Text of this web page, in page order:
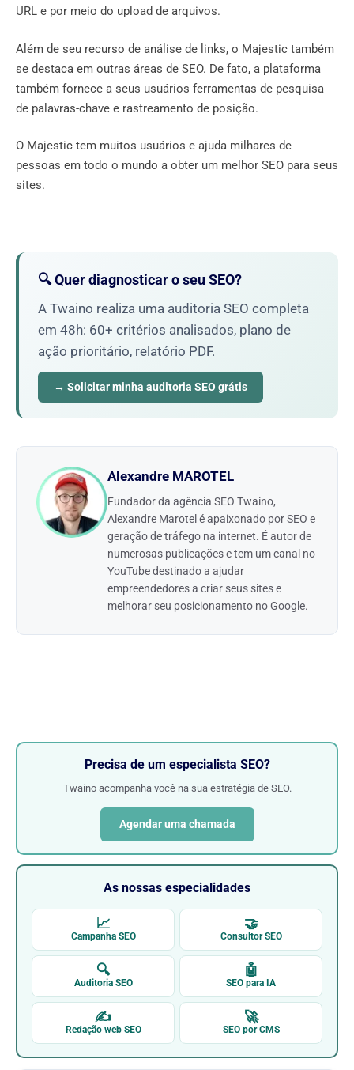
URL e por meio do upload de arquivos.
Além de seu recurso de análise de links, o Majestic também
se destaca em outras áreas de SEO. De fato, a plataforma
também fornece a seus usuários ferramentas de pesquisa
de palavras-chave e rastreamento de posição.
O Majestic tem muitos usuários e ajuda milhares de
pessoas em todo o mundo a obter um melhor SEO para seus
sites.
🔍 Quer diagnosticar o seu SEO?
A Twaino realiza uma auditoria SEO completa
em 48h: 60+ critérios analisados, plano de
ação prioritário, relatório PDF.
→ Solicitar minha auditoria SEO grátis
Alexandre MAROTEL
Fundador da agência SEO Twaino,
Alexandre Marotel é apaixonado por SEO e
geração de tráfego na internet. É autor de
numerosas publicações e tem um canal no
YouTube destinado a ajudar
empreendedores a criar seus sites e
melhorar seu posicionamento no Google.
Precisa de um especialista SEO?
Twaino acompanha você na sua estratégia de SEO.
Agendar uma chamada
As nossas especialidades
📈
Campanha SEO
🤝
Consultor SEO
🔍
Auditoria SEO
🤖
SEO para IA
✍
Redação web SEO
🚀
SEO por CMS